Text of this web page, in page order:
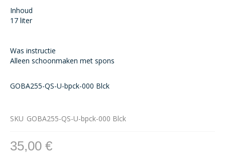
Inhoud
17 liter
Was instructie
Alleen schoonmaken met spons
GOBA255-QS-U-bpck-000 Blck
SKU GOBA255-QS-U-bpck-000 Blck
35,00 €